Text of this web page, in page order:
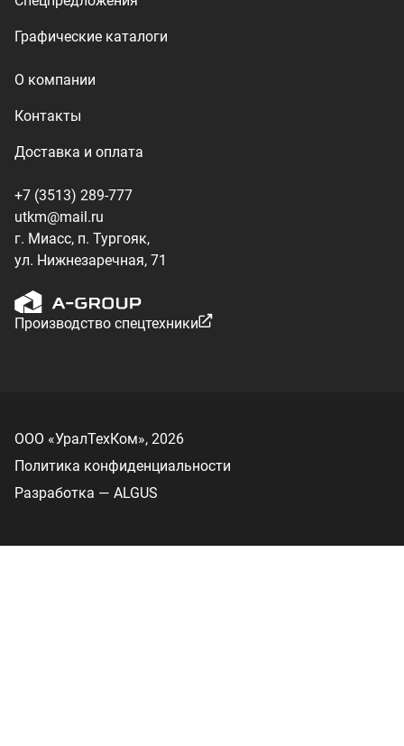
Производство спецтехники
ООО «УралТехКом», 2026
Разработка — ALGUS